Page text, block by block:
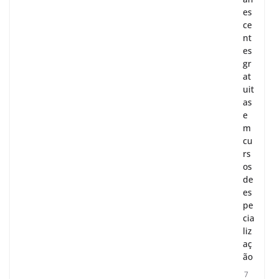
es
ce
nt
es
gr
at
uit
as
e
m
cu
rs
os
de
es
pe
cia
liz
aç
ão
7